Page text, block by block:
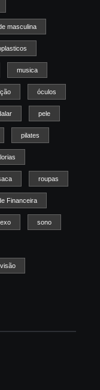
masculina
musica
óculos
pele
pilates
roupas
Financeira
sono
visão